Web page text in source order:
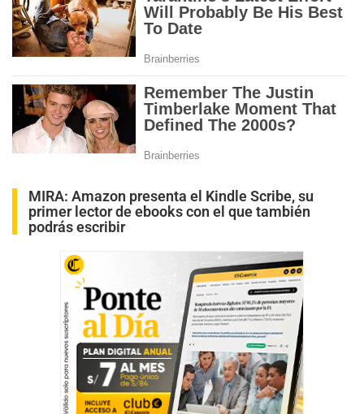
MIRA: Amazon presenta el Kindle Scribe, su
primer lector de ebooks con el que también
podrás escribir